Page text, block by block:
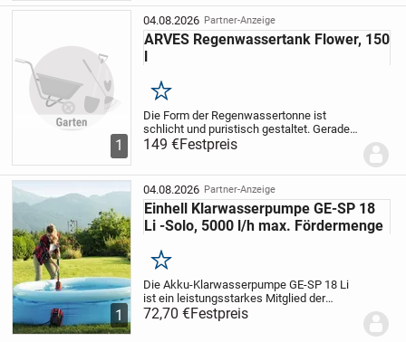
1
04.08.2026 Partner-Anzeige
ARVES Regenwassertank Flower, 150
l
Merken
Die Form der Regenwassertonne ist
schlicht und puristisch gestaltet. Gerade
dies macht sie zu einem sehr vielseitig
einsetzbaren Regenwassertank. Gefertigt
witterungsbeständig...
149 €Festpreis
1
04.08.2026 Partner-Anzeige
Einhell Klarwasserpumpe GE-SP 18
Li -Solo, 5000 l/h max. Fördermenge
Merken
Die Akku-Klarwasserpumpe GE-SP 18 Li
ist ein leistungsstarkes Mitglied der
hochwertigen Lithium-Ionen-betriebenen
Power X-Change-Familie. Diese Pumpe
72,70 €Festpreis